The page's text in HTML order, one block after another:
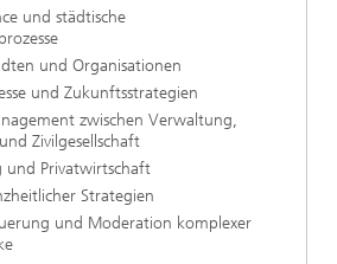
und städtische
und Organisationen
und Zukunftsstrategien
zwischen Verwaltung,
Zivilgesellschaft
und Privatwirtschaft
Strategien
und Moderation komplexer